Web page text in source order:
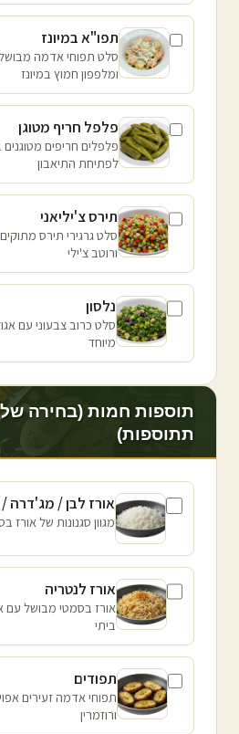
תפו"א במיונז
סלט תפוחי אדמה
ומלפפון חמוץ במיונז
פלפל חריף מטוגן
פלפלים חריפים
לפתיחת התיאבון
תירס צ'יליאני
סלט גרגירי תירס
ורוטב צ'ילי
נלסון
סלט כרוב צבעוני עם
מיוחד
תוספות חמות (בחירה
תתוספות)
אורז לבן / מג'דרה /
מגוון סגנונות של אורז
אורז לנטריה
אורז בסמטי מבושל עם
ביתי
תפודים
תפוחי אדמה זעירים
ורוזמרין